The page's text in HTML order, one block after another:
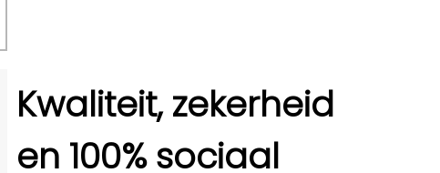
Kwaliteit, zekerheid
en 100% sociaal